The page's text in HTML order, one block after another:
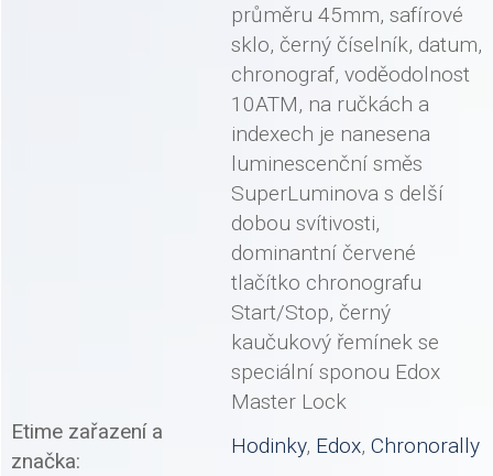
průměru 45mm, safírové
sklo, černý číselník, datum,
chronograf, voděodolnost
10ATM, na ručkách a
indexech je nanesena
luminescenční směs
SuperLuminova s delší
dobou svítivosti,
dominantní červené
tlačítko chronografu
Start/Stop, černý
kaučukový řemínek se
speciální sponou Edox
Master Lock
Etime zařazení a
značka:
Hodinky, Edox, Chronorally